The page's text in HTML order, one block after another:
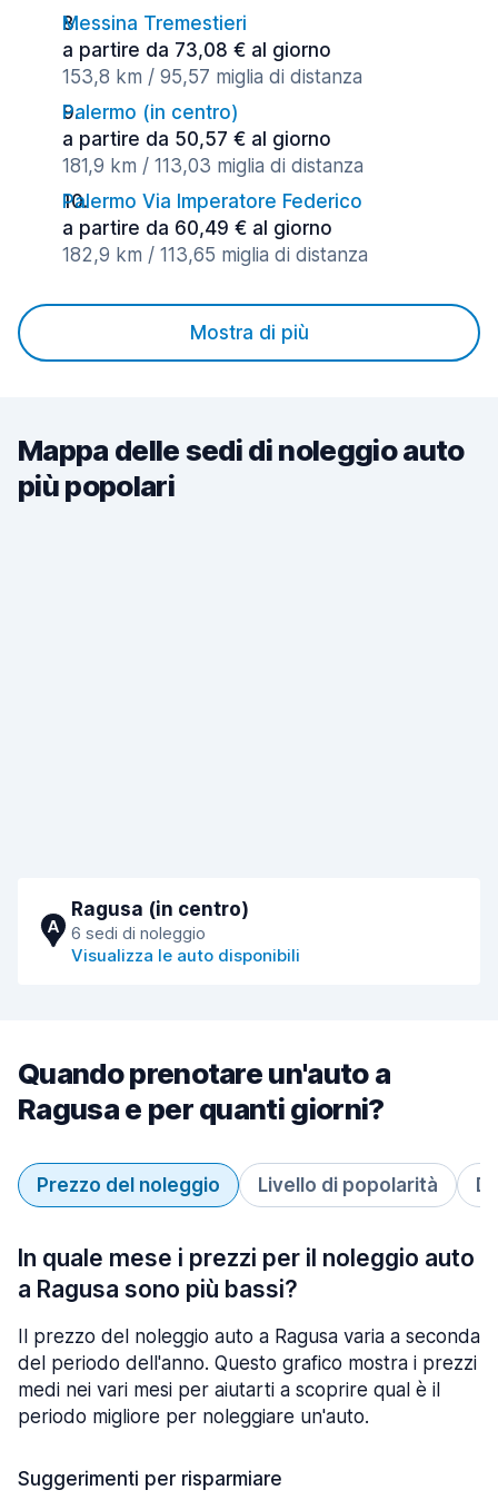
Messina Tremestieri
a partire da 73,08 € al giorno
153,8 km / 95,57 miglia di distanza
Palermo (in centro)
a partire da 50,57 € al giorno
181,9 km / 113,03 miglia di distanza
Palermo Via Imperatore Federico
a partire da 60,49 € al giorno
182,9 km / 113,65 miglia di distanza
Mostra di più
Mappa delle sedi di noleggio auto
più popolari
A
Ragusa (in centro)
6 sedi di noleggio
Visualizza le auto disponibili
Quando prenotare un'auto a
Ragusa e per quanti giorni?
Prezzo del noleggio Livello di popolarità
In quale mese i prezzi per il noleggio auto
a Ragusa sono più bassi?
Il prezzo del noleggio auto a Ragusa varia a seconda
del periodo dell'anno. Questo grafico mostra i prezzi
medi nei vari mesi per aiutarti a scoprire qual è il
periodo migliore per noleggiare un'auto.
Suggerimenti per risparmiare